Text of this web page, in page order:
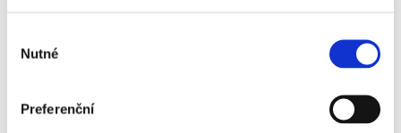
souhlasu
Nutné
Preferenční
Moment předání se musí pečlivě
Klásek starší založil se synem novou společnost